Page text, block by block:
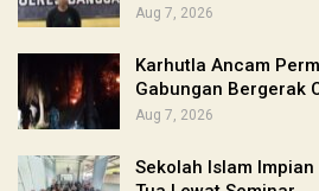
Aug 7, 2026
Karhutla Ancam
Gabungan Bergerak
Aug 7, 2026
Sekolah Islam